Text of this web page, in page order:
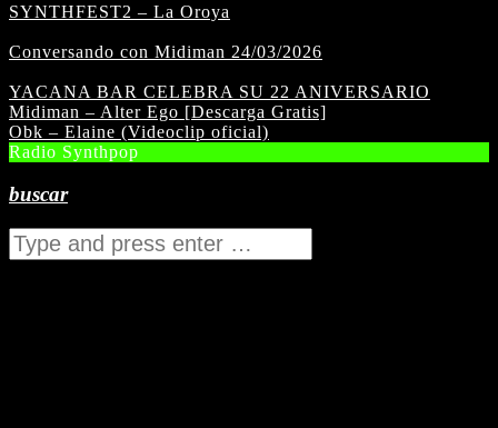
SYNTHFEST2 – La Oroya
Conversando con Midiman 24/03/2026
YACANA BAR CELEBRA SU 22 ANIVERSARIO
Midiman – Alter Ego [Descarga Gratis]
Obk – Elaine (Videoclip oficial)
Radio Synthpop
buscar